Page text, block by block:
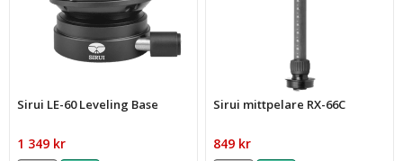
Sirui LE-60 Leveling Base
1 349 kr
Sirui mittpelare RX-66C
849 kr